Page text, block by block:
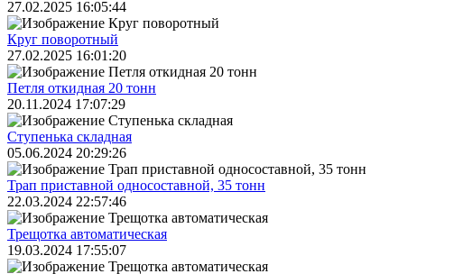
27.02.2025 16:05:44
Круг поворотный
27.02.2025 16:01:20
Петля откидная 20 тонн
20.11.2024 17:07:29
Ступенька складная
05.06.2024 20:29:26
Трап приставной односоставной, 35 тонн
22.03.2024 22:57:46
Трещoтка автоматическая
19.03.2024 17:55:07